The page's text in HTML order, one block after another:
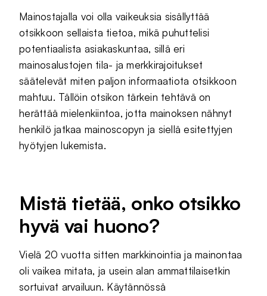
Mainostajalla voi olla vaikeuksia sisällyttää
otsikkoon sellaista tietoa, mikä puhuttelisi
potentiaalista asiakaskuntaa, sillä eri
mainosalustojen tila- ja merkkirajoitukset
säätelevät miten paljon informaatiota otsikkoon
mahtuu. Tällöin otsikon tärkein tehtävä on
herättää mielenkiintoa, jotta mainoksen nähnyt
henkilö jatkaa mainoscopyn ja siellä esitettyjen
hyötyjen lukemista.
Mistä tietää, onko otsikko
hyvä vai huono?
Vielä 20 vuotta sitten markkinointia ja mainontaa
oli vaikea mitata, ja usein alan ammattilaisetkin
sortuivat arvailuun. Käytännössä